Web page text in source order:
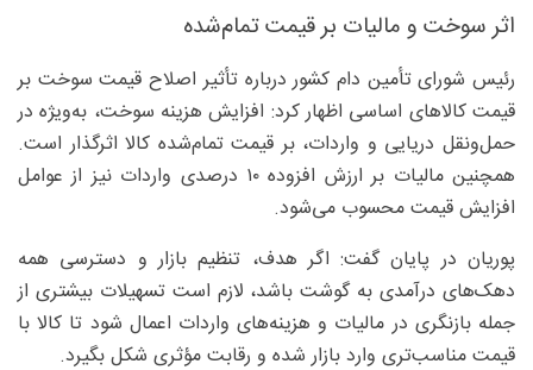
اثر سوخت و مالیات بر قیمت تمام‌شده
رئیس شورای تأمین دام کشور درباره تأثیر اصلاح قیمت سوخت بر
قیمت کالاهای اساسی اظهار کرد: افزایش هزینه سوخت، به‌ویژه در
حمل‌ونقل دریایی و واردات، بر قیمت تمام‌شده کالا اثرگذار است.
همچنین مالیات بر ارزش افزوده ۱۰ درصدی واردات نیز از عوامل
افزایش قیمت محسوب می‌شود.
پوریان در پایان گفت: اگر هدف، تنظیم بازار و دسترسی همه
دهک‌های درآمدی به گوشت باشد، لازم است تسهیلات بیشتری از
جمله بازنگری در مالیات و هزینه‌های واردات اعمال شود تا کالا با
قیمت مناسب‌تری وارد بازار شده و رقابت مؤثری شکل بگیرد.